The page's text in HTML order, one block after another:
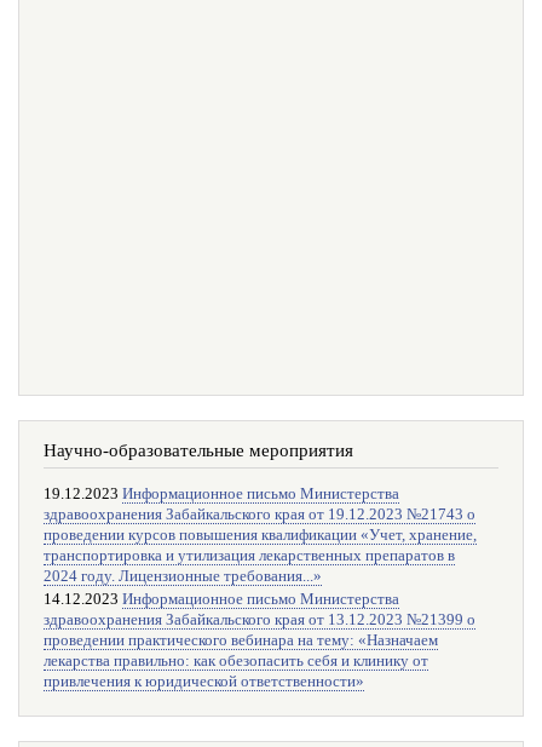
Научно-образовательные мероприятия
19.12.2023 Информационное письмо Министерства
здравоохранения Забайкальского края от 19.12.2023 №21743 о
проведении курсов повышения квалификации «Учет, хранение,
транспортировка и утилизация лекарственных препаратов в
2024 году. Лицензионные требования...»
14.12.2023 Информационное письмо Министерства
здравоохранения Забайкальского края от 13.12.2023 №21399 о
проведении практического вебинара на тему: «Назначаем
лекарства правильно: как обезопасить себя и клинику от
привлечения к юридической ответственности»